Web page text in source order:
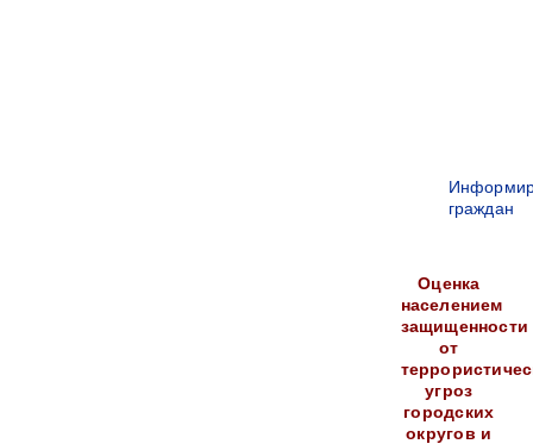
граждан
Оценка
населением
защищенности
от
угроз
городских
округов и